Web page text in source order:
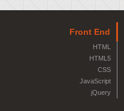
Front End
HTML
HTML5
CSS
JavaScript
jQuery